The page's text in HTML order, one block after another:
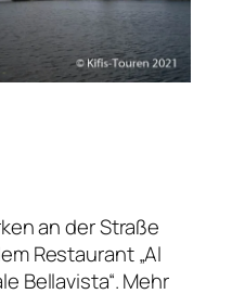
an der Straße
Restaurant „Al
Bellavista“. Mehr